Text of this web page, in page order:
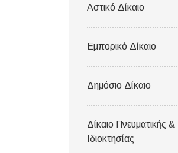
Αστικό Δίκαιο
Εμπορικό Δίκαιο
Δημόσιο Δίκαιο
Δίκαιο Πνευματικής &
Ιδιοκτησίας